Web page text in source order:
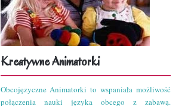
Kreatywne Animatorki
Obcojęzyczne Animatorki to wspaniała możliwość
połączenia nauki języka obcego z zabawą.